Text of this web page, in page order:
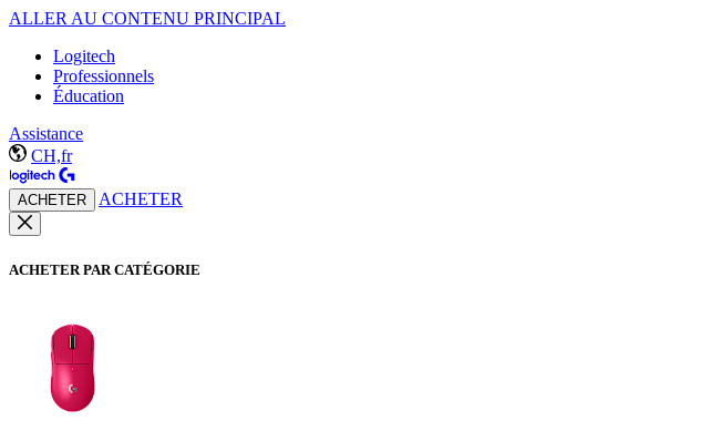
ALLER AU CONTENU PRINCIPAL
Logitech
Professionnels
Éducation
Assistance
CH,fr
ACHETER ACHETER
ACHETER PAR CATÉGORIE